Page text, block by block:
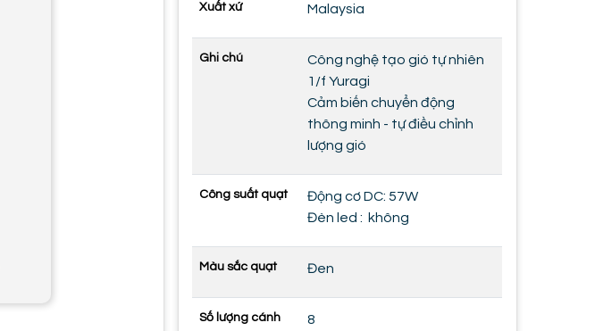
Xuất xứ Malaysia
Ghi chú
Công nghệ tạo gió tự nhiên
1/f Yuragi
Cảm biến chuyển động
thông minh - tự điều chỉnh
lượng gió
Công suất quạt
Động cơ DC: 57W
Đèn led : không
Màu sắc quạt Đen
Số lượng cánh 8